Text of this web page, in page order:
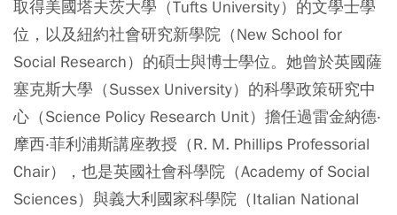
取得美國塔夫茨大學（Tufts University）的文學士學
位，以及紐約社會研究新學院（New School for
Social Research）的碩士與博士學位。她曾於英國薩
塞克斯大學（Sussex University）的科學政策研究中
心（Science Policy Research Unit）擔任過雷金納德‧
摩西‧菲利浦斯講座教授（R. M. Phillips Professorial
Chair），也是英國社會科學院（Academy of Social
Sciences）與義大利國家科學院（Italian National